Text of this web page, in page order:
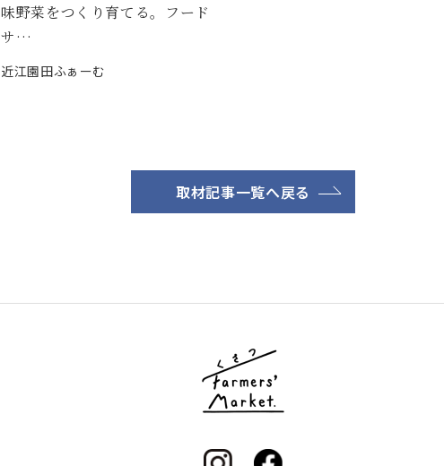
味野菜をつくり育てる。フード
サ…
近江園田ふぁーむ
取材記事一覧へ戻る